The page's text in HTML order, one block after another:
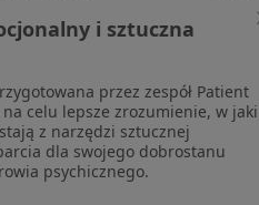
samodzielnie
wyszukiwania
i sztuczna
przez zespół Patient
celu lepsze zrozumienie, w jaki
z narzędzi sztucznej
dla swojego dobrostanu
psychicznego.